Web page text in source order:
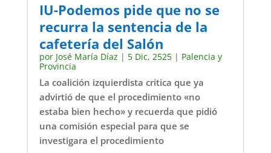
IU-Podemos pide que no se
recurra la sentencia de la
cafetería del Salón
por José María Díaz | 5 Dic, 2525| Palencia y
Provincia
La coalición izquierdista critica que ya
advirtió de que el procedimiento «no
estaba bien hecho» y recuerda que pidió
una comisión especial para que se
investigara el procedimiento